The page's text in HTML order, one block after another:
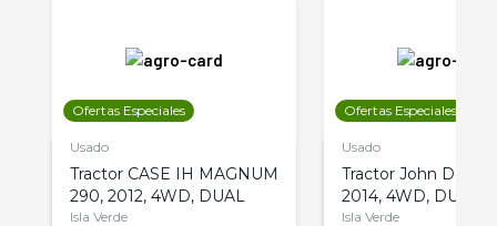
Ofertas Especiales
Usado
Tractor CASE IH MAGNUM
290, 2012, 4WD, DUAL
Isla Verde
Ofertas Especiales
Usado
Tractor John Deere
2014, 4WD, DUAL
Isla Verde